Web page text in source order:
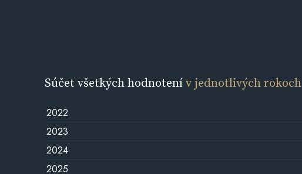
Súčet všetkých hodnotenív jednotlivých rokoch
2022
2023
2024
2025